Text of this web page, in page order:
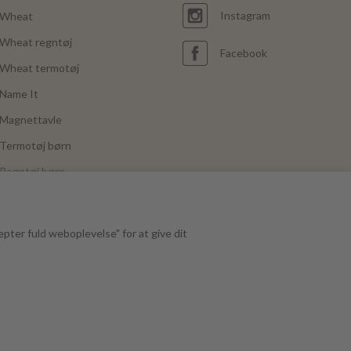
fuld weboplevelse" for at give dit
Wheat
Wheat regntøj
Wheat termotøj
Name It
Magnettavle
Termotøj børn
Regntøj børn
Instagram
Facebook